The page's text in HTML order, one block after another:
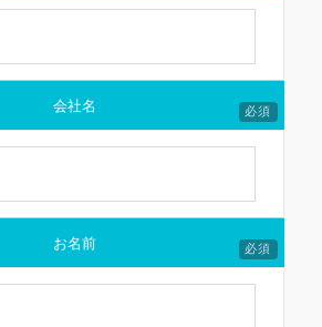
会社名 必須
お名前 必須